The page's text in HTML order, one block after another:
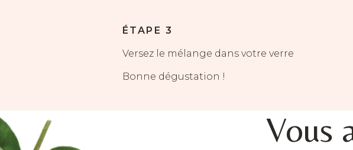
ÉTAPE 3
Versez le mélange dans votre verre
Bonne dégustation !
Vous